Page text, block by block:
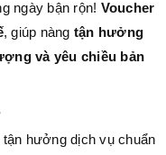
ngày bận rộn! Voucher
, giúp nàng tận hưởng
và yêu chiều bản
tận hưởng dịch vụ chuẩn